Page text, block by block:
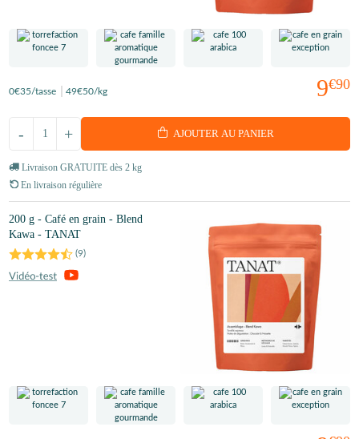
9€90
0€35/tasse 49€50/kg
+
- AJOUTER AU PANIER
Livraison GRATUITE dès 2 kg
En livraison régulière
200 g - Café en grain - Blend
Kawa - TANAT
(9)